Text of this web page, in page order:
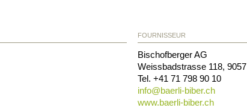
FOURNISSEUR
Bischofberger AG
Weissbadstrasse 118,9057
Tel. +41 71 798 90 10
info@baerli-biber.ch
www.baerli-biber.ch